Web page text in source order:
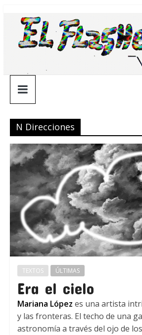
contenido
¯\_(ツ)_/
¯
N Direcciones
TEXTOS ÚLTIMAS
Era el cielo
Mariana López es una artista
y las fronteras. El techo de una
astronomía a través del ojo de